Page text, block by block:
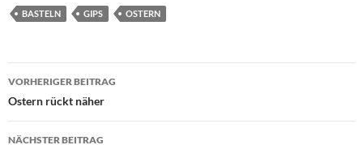
BASTELN GIPS OSTERN
Beitragsnavigation
VORHERIGER BEITRAG
Ostern rückt näher
NÄCHSTER BEITRAG